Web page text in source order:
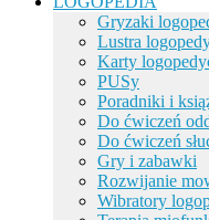
Gryzaki
Lustra
Karty
PUSy
Poradniki i
Do ćwiczeń
Do ćwiczeń
Gry i zabawki
Rozwijanie
Wibratory